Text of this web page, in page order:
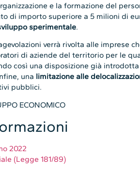
e la formazione del
di importo superiore a 5 milioni di
sperimentale.
verrà rivolta alle imprese
di aziende del territorio per le
così una disposizione già
una limitazione alle
pubblici.
ECONOMICO
2022
(Legge 181/89)